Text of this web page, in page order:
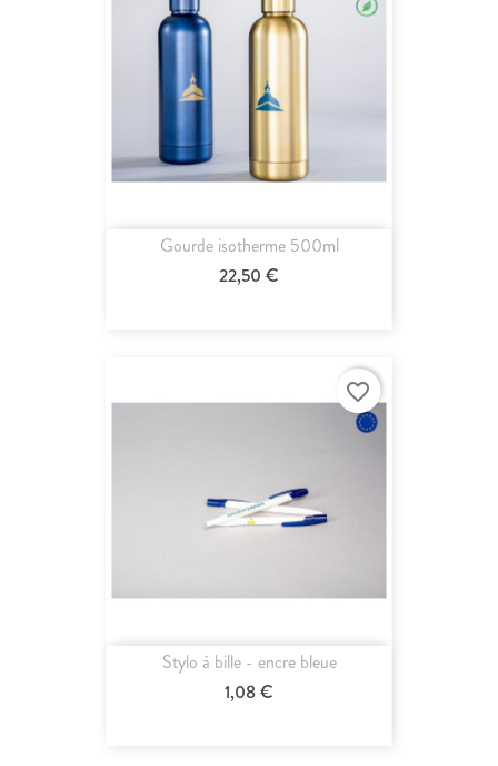
Gourde isotherme 500ml
22,50 €
Stylo à bille - encre bleue
1,08 €
favorite_border